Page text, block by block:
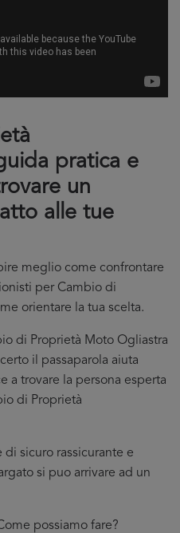
pratica e
un
alle tue
meglio come confrontare
per Cambio di
orientare la tua scelta.
di Proprietà Moto Ogliastra
il passaparola aiuta
a trovare la persona esperta
di Proprietà
sicuro rassicurante e
si puo arrivare ad un
possiamo fare?